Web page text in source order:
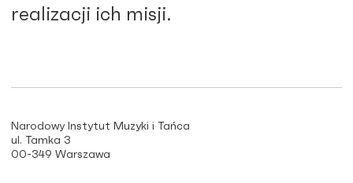
realizacji ich misji.
Narodowy Instytut Muzyki i Tańca
ul. Tamka 3
00-349 Warszawa